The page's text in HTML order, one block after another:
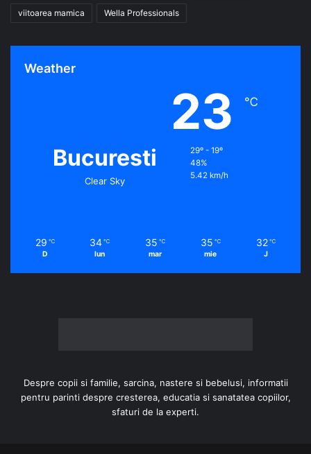
viitoarea mamica Wella Professionals
Weather
Bucuresti
Clear Sky
23 ℃
29º - 19º
48%
5.42 km/h
29 ℃
D
34 ℃
lun
35 ℃
mar
35 ℃
mie
32 ℃
J
Despre copii si familie, sarcina, nastere si bebelusi, informatii
pentru parinti despre cresterea, educatia si sanatatea copiilor,
sfaturi de la experti.